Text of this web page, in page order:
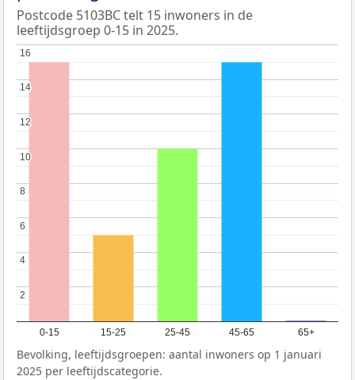
Postcode 5103BC telt 15 inwoners in de
leeftijdsgroep 0-15 in 2025.
0-15 15-25 25-45 45-65 65+
2
2
4
4
6
6
8
8
10
10
12
12
14
14
16
16
Bevolking, leeftijdsgroepen: aantal inwoners op 1 januari
2025 per leeftijdscategorie.